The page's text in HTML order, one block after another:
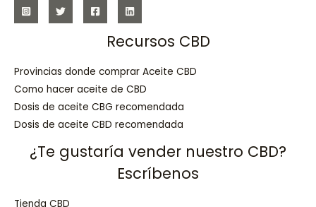
Recursos CBD
Provincias donde comprar Aceite CBD
Como hacer aceite de CBD
Dosis de aceite CBG recomendada
Dosis de aceite CBD recomendada
¿Te gustaría vender nuestro CBD?
Escríbenos
Tienda CBD